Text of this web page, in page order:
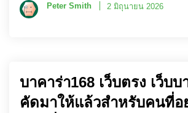
Peter Smith 2 มิถุนายน 2026
บาคาร่า168 เว็บตรง เว็บบ
คัดมาให้แล้วสำหรับคนที่อ